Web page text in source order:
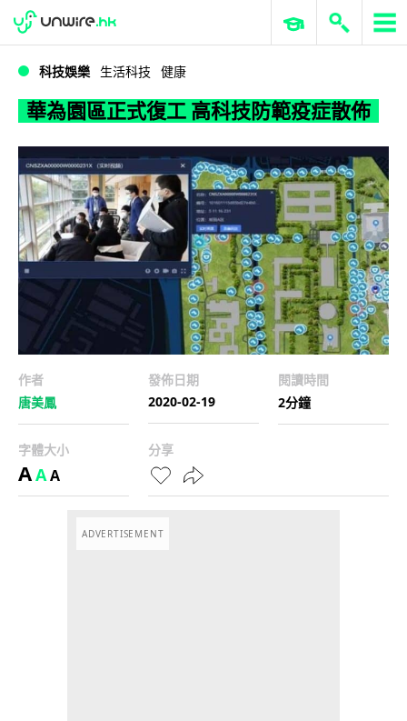
華為園區正式復工 高科技防範疫症散佈
WWDC 2026 ERP 與商業 AI
科技娛樂 生活科技 健康
華為園區正式復工 高科技防範疫症散佈
作者
唐美鳳
發佈日期
2020-02-19
閱讀時間
2分鐘
字體大小
AAA
分享
ADVERTISEMENT